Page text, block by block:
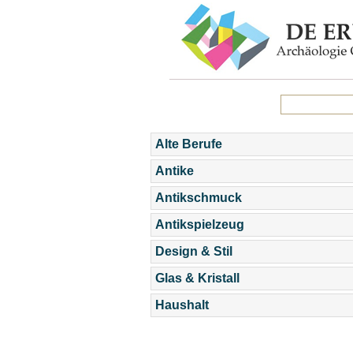
Alte Berufe
Antike
Antikschmuck
Antikspielzeug
Design & Stil
Glas & Kristall
Haushalt